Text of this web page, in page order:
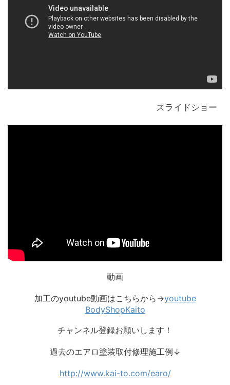
スライドショー
動画
加工のyoutube動画はこちらから→youtube
BodyShopKaito
チャンネル登録お願いします！
過去のエアロ塗装取付修理施工例↓
http://www.kai-to.com/earo/